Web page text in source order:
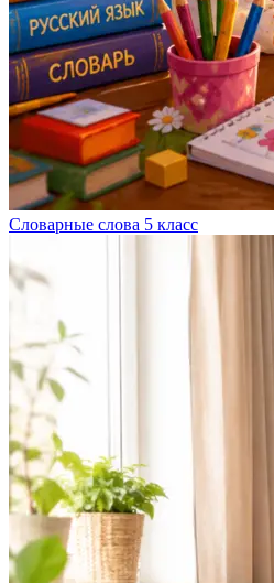
Словарные слова 5 класс